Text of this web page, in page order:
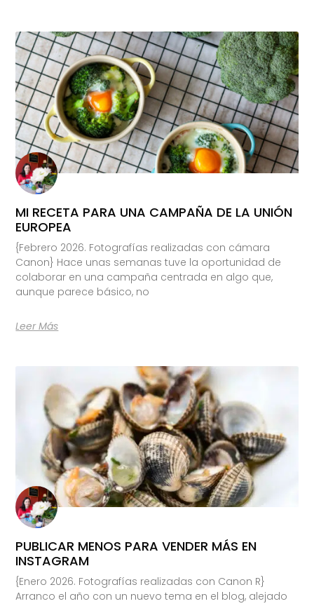
MI RECETA PARA UNA CAMPAÑA DE LA UNIÓN
EUROPEA
{Febrero 2026. Fotografías realizadas con cámara
Canon} Hace unas semanas tuve la oportunidad de
colaborar en una campaña centrada en algo que,
aunque parece básico, no
Leer Más
PUBLICAR MENOS PARA VENDER MÁS EN
INSTAGRAM
{Enero 2026. Fotografías realizadas con Canon R}
Arranco el año con un nuevo tema en el blog, alejado